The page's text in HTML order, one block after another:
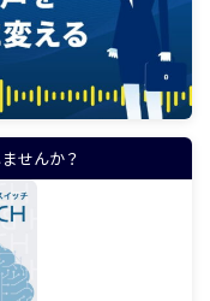
せんか？